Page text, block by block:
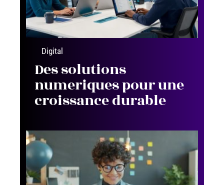
Digital
Des solutions
numeriques pour une
croissance durable